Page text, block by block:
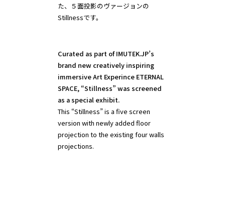
た、５面投影のヴァージョンの
Stillnessです。
Curated as part of IMUTEK.JP’s
brand new creatively inspiring
immersive Art Experince ETERNAL
SPACE, “Stillness” was screened
as a special exhibit.
This “Stillness” is a five screen
version with newly added floor
projection to the existing four walls